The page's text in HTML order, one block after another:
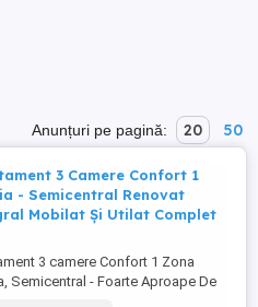
Anunțuri pe pagină: 20 50
3 Camere Confort 1
- Semicentral Renovat
Mobilat Și Utilat Complet
3 camere Confort 1 Zona
Semicentral - Foarte Aproape De